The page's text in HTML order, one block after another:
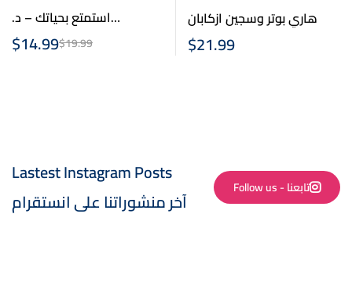
استمتع بحياتك – د.
عبدالرحمن العريفي
$19.99
$14.99
هاري بوتر وسجين ازكابان
$21.99
Lastest Instagram Posts
آخر منشوراتنا على انستقرام
Follow us - تابعنا